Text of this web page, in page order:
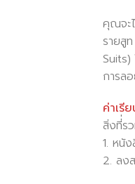
คุณจะ
รายสู
การล
ค่าเรี
สิ่งที่่ร
1. หนั
2. ลง